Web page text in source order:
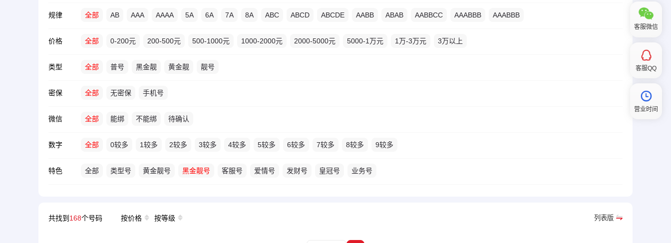
规律 全部 AB AAA AAAA 5A 6A 7A 8A ABC ABCD ABCDE AABB ABAB AABBCC AAABBB AAABBB
价格 全部 0-200元 200-500元 500-1000元 1000-2000元 2000-5000元 5000-1万元 1万-3万元 3万以上
类型 全部 普号 黑金靓 黄金靓 靓号
密保 全部 无密保 手机号
微信 全部 能绑 不能绑 待确认
数字 全部 0较多 1较多 2较多 3较多 4较多 5较多 6较多 7较多 8较多 9较多
特色 全部 类型号 黄金靓号 黑金靓号 客服号 爱情号 发财号 皇冠号 业务号
共找到 168个号码 按价格 按等级 列表版
客服微信
客服QQ
营业时间